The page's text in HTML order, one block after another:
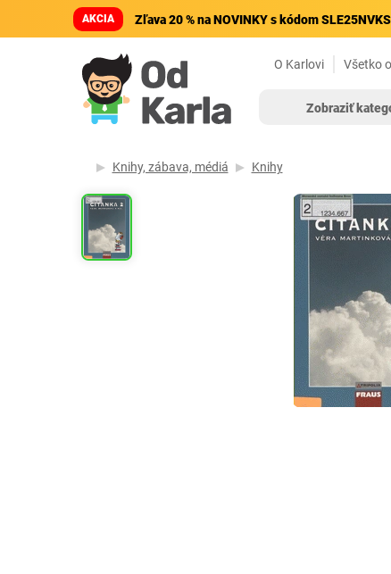
AKCIA Zľava 20 % na NOVINKY s kódom SLE25NVKS
O Karlovi Všetko
Zobraziť
Knihy, zábava, médiá Knihy